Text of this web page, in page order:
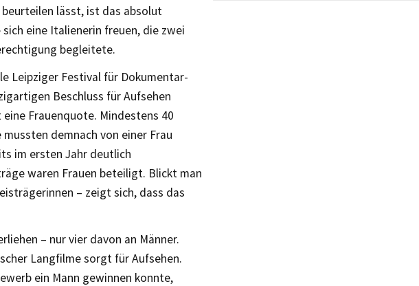
lässt, ist das absolut
eine Italienerin freuen, die zwei
begleitete.
Leipziger Festival für Dokumentar-
Beschluss für Aufsehen
Frauenquote. Mindestens 40
demnach von einer Frau
im ersten Jahr deutlich
waren Frauen beteiligt. Blickt man
– zeigt sich, dass das
– nur vier davon an Männer.
Langfilme sorgt für Aufsehen.
ein Mann gewinnen konnte,